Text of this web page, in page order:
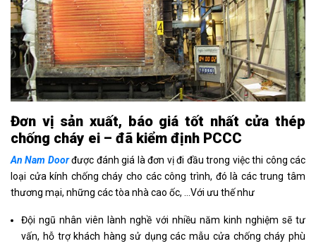
Đơn vị sản xuất, báo giá tốt nhất cửa thép
chống cháy ei – đã kiểm định PCCC
An Nam Doorđược đánh giá là đơn vị đi đầu trong việc thi công các
loại cửa kính chống cháy cho các công trình, đó là các trung tâm
thương mại, những các tòa nhà cao ốc, …Với ưu thế như
Đội ngũ nhân viên lành nghề với nhiều năm kinh nghiệm sẽ tư
vấn, hỗ trợ khách hàng sử dụng các mẫu cửa chống cháy phù